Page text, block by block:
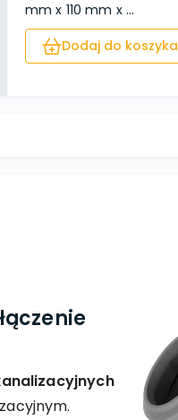
mm x 110 mm x ...
Dodaj do koszyka